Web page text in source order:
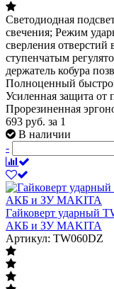
Светодиодная
свечения; Режим
сверления
ступенчатым
держатель кобура
Полноценный
Усиленная защита от
Прорезиненная
693 руб. за 1
В наличии
-
Гайковерт ударный
АКБ и ЗУ MAKITA
Артикул: TW060DZ